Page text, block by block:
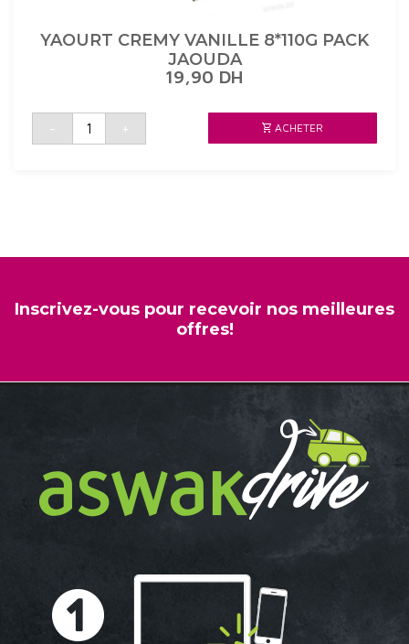
YAOURT CREMY VANILLE 8*110G PACK
JAOUDA
19,90 DH
-
quantité
YAOURT
+ ACHETER
Inscrivez-vous pour recevoir nos meilleures
offres!